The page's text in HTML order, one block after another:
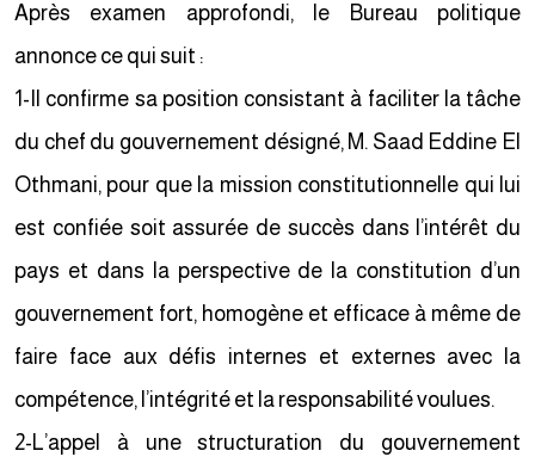
Après examen approfondi, le Bureau politique
annonce ce qui suit :
1-Il confirme sa position consistant à faciliter la tâche
du chef du gouvernement désigné, M. Saad Eddine El
Othmani, pour que la mission constitutionnelle qui lui
est confiée soit assurée de succès dans l’intérêt du
pays et dans la perspective de la constitution d’un
gouvernement fort, homogène et efficace à même de
faire face aux défis internes et externes avec la
compétence, l’intégrité et la responsabilité voulues.
2-L’appel à une structuration du gouvernement